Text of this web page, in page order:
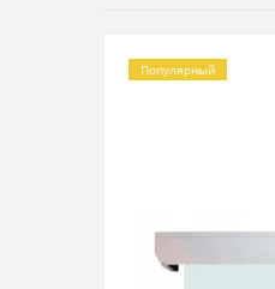
Популярный